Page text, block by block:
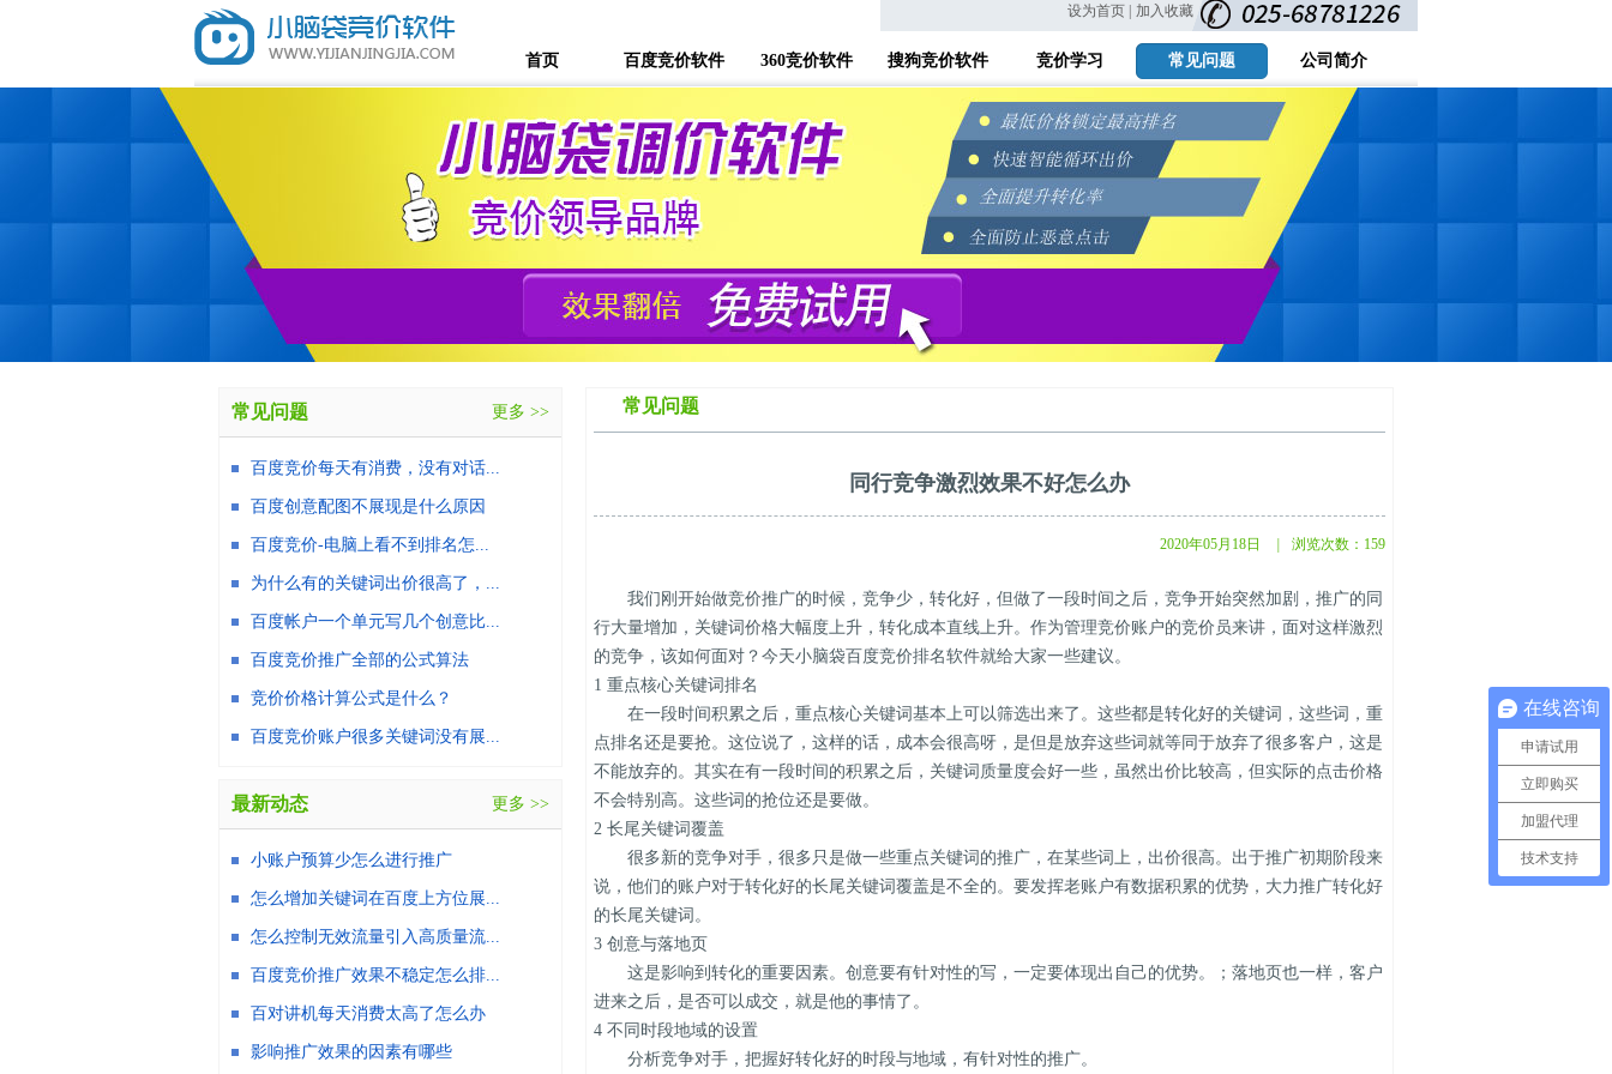
设为首页 | 加入收藏
首页 百度竞价软件 360竞价软件 搜狗竞价软件 竞价学习 常见问题 公司简介
常见问题
同行竞争激烈效果不好怎么办
2020年05月18日 浏览次数： 159
我们刚开始做竞价推广的时候，竞争少，转化好，但做了一段时间之后，竞争开始突然加剧，推广的同
行大量增加，关键词价格大幅度上升，转化成本直线上升。作为管理竞价账户的竞价员来讲，面对这样激烈
的竞争，该如何面对？今天小脑袋百度竞价排名软件就给大家一些建议。
1 重点核心关键词排名
在一段时间积累之后，重点核心关键词基本上可以筛选出来了。这些都是转化好的关键词，这些词，重
点排名还是要抢。这位说了，这样的话，成本会很高呀，是但是放弃这些词就等同于放弃了很多客户，这是
不能放弃的。其实在有一段时间的积累之后，关键词质量度会好一些，虽然出价比较高，但实际的点击价格
不会特别高。这些词的抢位还是要做。
2 长尾关键词覆盖
很多新的竞争对手，很多只是做一些重点关键词的推广，在某些词上，出价很高。出于推广初期阶段来
说，他们的账户对于转化好的长尾关键词覆盖是不全的。要发挥老账户有数据积累的优势，大力推广转化好
的长尾关键词。
3 创意与落地页
这是影响到转化的重要因素。创意要有针对性的写，一定要体现出自己的优势。；落地页也一样，客户
进来之后，是否可以成交，就是他的事情了。
4 不同时段地域的设置
分析竞争对手，把握好转化好的时段与地域，有针对性的推广。
常见问题 更多 >>
百度竞价每天有消费，没有对话...
百度创意配图不展现是什么原因
百度竞价-电脑上看不到排名怎...
为什么有的关键词出价很高了，...
百度帐户一个单元写几个创意比...
百度竞价推广全部的公式算法
竞价价格计算公式是什么？
百度竞价账户很多关键词没有展...
最新动态 更多 >>
小账户预算少怎么进行推广
怎么增加关键词在百度上方位展...
怎么控制无效流量引入高质量流...
百度竞价推广效果不稳定怎么排...
百对讲机每天消费太高了怎么办
影响推广效果的因素有哪些
在线咨询
申请试用
立即购买
加盟代理
技术支持